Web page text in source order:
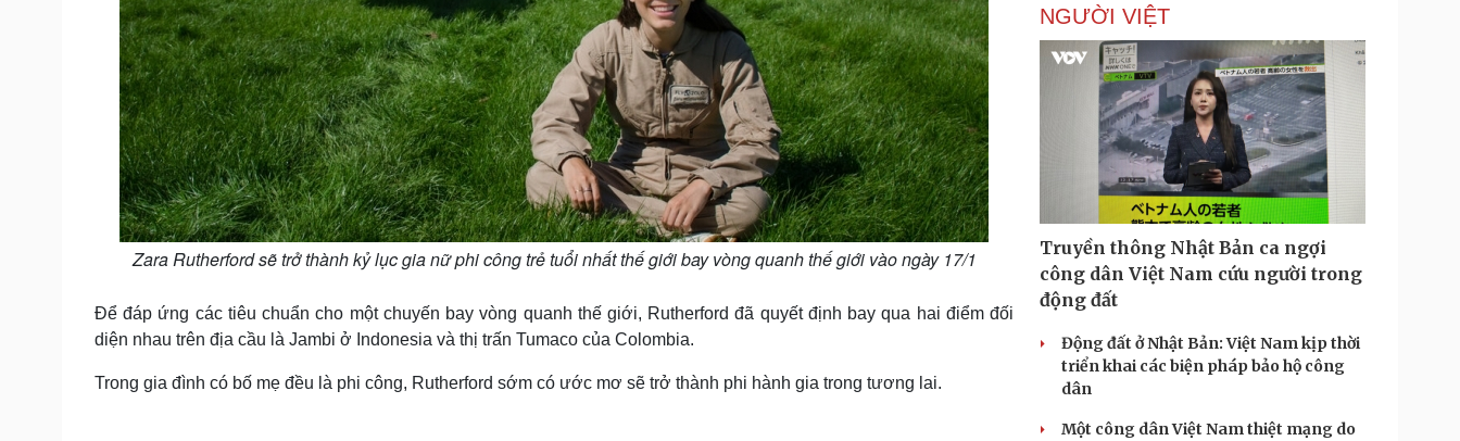
m
e
Zara Rutherford sẽ trở thành kỷ lục gia nữ phi công trẻ tuổi nhất thế giới bay vòng quanh thế giới vào ngày 17/1
Để đáp ứng các tiêu chuẩn cho một chuyến bay vòng quanh thế giới, Rutherford đã quyết định bay qua hai điểm đối
diện nhau trên địa cầu là Jambi ở Indonesia và thị trấn Tumaco của Colombia.
Trong gia đình có bố mẹ đều là phi công, Rutherford sớm có ước mơ sẽ trở thành phi hành gia trong tương lai.
NGƯỜI VIỆT
Truyền thông Nhật Bản ca ngợi
công dân Việt Nam cứu người trong
động đất
Động đất ở Nhật Bản: Việt Nam kịp thời
triển khai các biện pháp bảo hộ công
dân
Một công dân Việt Nam thiệt mạng do